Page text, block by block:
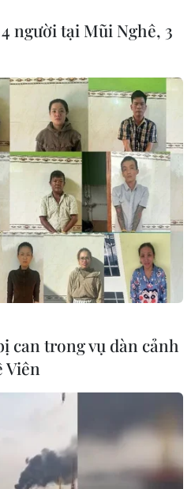
đoàn Lao động Việt Nam
đoàn Lào
#Đào tạo dài hạn
người tại Mũi Nghê, 3
can trong vụ dàn cảnh
Viên